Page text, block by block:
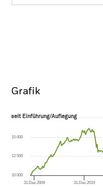
Grafik
seit Einführung/Auflegung
The chart has 1 X axis
The chart has 1 Y axis
seit Einführung/Auflegung
31.Dez.2009 31.Dez.2019
10 000
12 500
15 000